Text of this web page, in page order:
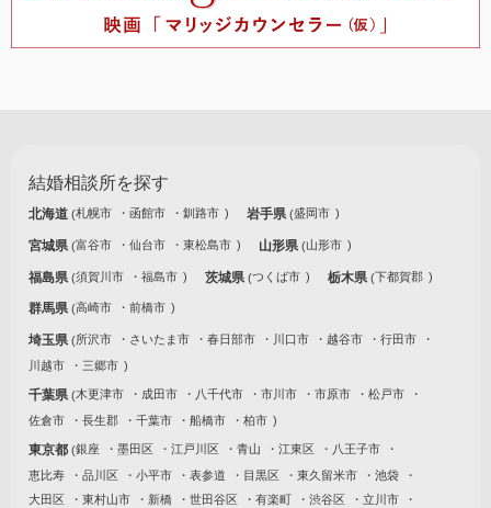
結婚相談所を探す
北海道 札幌市 函館市 釧路市 岩手県 盛岡市
宮城県 富谷市 仙台市 東松島市 山形県 山形市
福島県 須賀川市 福島市 茨城県 つくば市 栃木県 下都賀郡
群馬県 高崎市 前橋市
埼玉県 所沢市 さいたま市 春日部市 川口市 越谷市
行田市
川越市
三郷市
千葉県 木更津市 成田市 八千代市 市川市 市原市
松戸市
佐倉市
長生郡 千葉市 船橋市 柏市
東京都 銀座 墨田区 江戸川区 青山 江東区
八王子市
恵比寿
品川区 小平市 表参道 目黒区 東久留米市
池袋
大田区
東村山市 新橋 世田谷区 有楽町 渋谷区
立川市